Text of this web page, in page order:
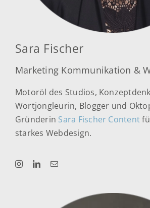
Sara Fischer
Marketing Kommunikation &
Motoröl des Studios,
Wortjongleurin, Blogger und
Gründerin Sara Fischer Content
starkes Webdesign.